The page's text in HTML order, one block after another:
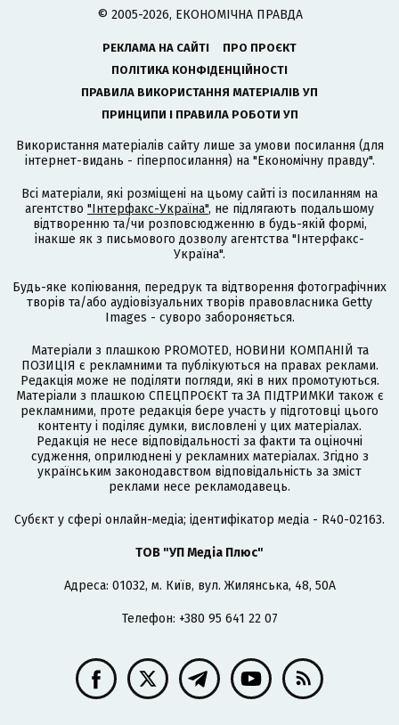
© 2005-2026, ЕКОНОМІЧНА ПРАВДА
РЕКЛАМА НА САЙТІ
ПРО ПРОЄКТ
ПОЛІТИКА КОНФІДЕНЦІЙНОСТІ
ПРАВИЛА ВИКОРИСТАННЯ МАТЕРІАЛІВ УП
ПРИНЦИПИ І ПРАВИЛА РОБОТИ УП
Використання матеріалів сайту лише за умови посилання (для
інтернет-видань - гіперпосилання) на "Економічну правду".
Всі матеріали, які розміщені на цьому сайті із посиланням на
агентство "Інтерфакс-Україна", не підлягають подальшому
відтворенню та/чи розповсюдженню в будь-якій формі,
інакше як з письмового дозволу агентства "Інтерфакс-
Україна".
Будь-яке копіювання, передрук та відтворення фотографічних
творів та/або аудіовізуальних творів правовласника Getty
Images - суворо забороняється.
Матеріали з плашкою PROMOTED, НОВИНИ КОМПАНІЙ та
ПОЗИЦІЯ є рекламними та публікуються на правах реклами.
Редакція може не поділяти погляди, які в них промотуються.
Матеріали з плашкою СПЕЦПРОЄКТ та ЗА ПІДТРИМКИ також є
рекламними, проте редакція бере участь у підготовці цього
контенту і поділяє думки, висловлені у цих матеріалах.
Редакція не несе відповідальності за факти та оціночні
судження, оприлюднені у рекламних матеріалах. Згідно з
українським законодавством відповідальність за зміст
реклами несе рекламодавець.
Cубєкт у сфері онлайн-медіа; ідентифікатор медіа - R40-02163.
ТОВ "УП Медіа Плюс"
Адреса: 01032, м. Київ, вул. Жилянська, 48, 50А
Телефон: +380 95 641 22 07